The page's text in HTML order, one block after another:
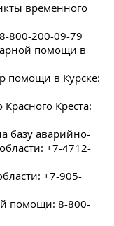
временного
800-200-09-79
помощи в
помощи в Курске:
Красного Креста:
базу аварийно-
+7-4712-
+7-905-
помощи: 8-800-